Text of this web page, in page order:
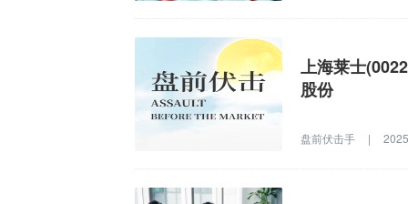
上海莱士
股份
盘前伏击手 |